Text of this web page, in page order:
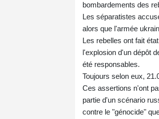
bombardements des
Les séparatistes
alors que l'armée
Les rebelles ont fait
l'explosion d'un dépôt
été responsables.
Toujours selon eux,
Ces assertions n'ont
partie d'un scénario
contre le "génocide"